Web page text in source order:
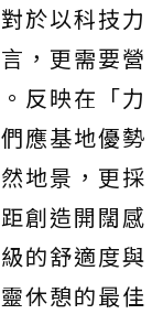
於以科技力
，更需要營
反映在「力
應基地優勢
地景，更採
創造開闊感
的舒適度與
休憩的最佳